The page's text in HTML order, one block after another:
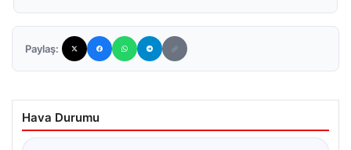
Paylaş:
Hava Durumu